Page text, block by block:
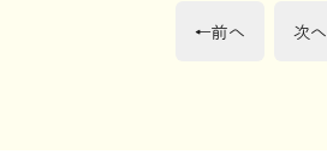
前
の
←前へ 次
の
次へ